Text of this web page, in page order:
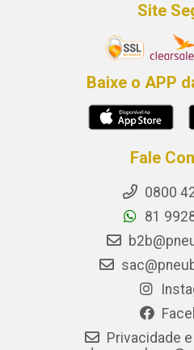
Site
Baixe o APP
Fale
0800
81
Privacidade